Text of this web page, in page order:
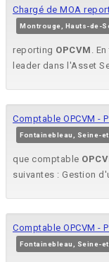
Chargé de MOA
Montrouge, Hauts-de-
reporting OPCVM .
leader dans l'Asset
Comptable OPCVM -
Fontainebleau, Seine-
que comptable
suivantes : Gestion
Comptable OPCVM -
Fontainebleau, Seine-